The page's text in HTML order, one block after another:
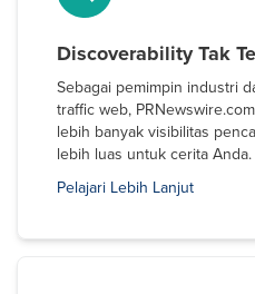
Discoverability Tak
Sebagai pemimpin industri
traffic web,
lebih banyak visibilitas
lebih luas untuk cerita Anda.
Pelajari Lebih Lanjut